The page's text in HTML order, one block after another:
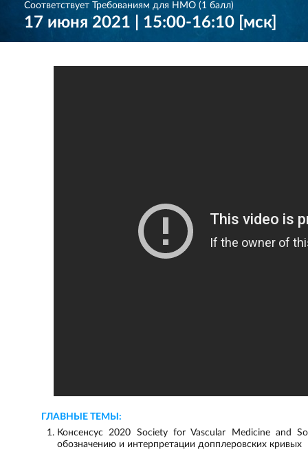
Соответствует Требованиям для НМО (1 балл)
17 июня 2021 | 15:00-16:10 [мск]
ГЛАВНЫЕ ТЕМЫ:
Консенсус 2020 Society for Vascular Medicine and
обозначению и интерпретации допплеровских кривых